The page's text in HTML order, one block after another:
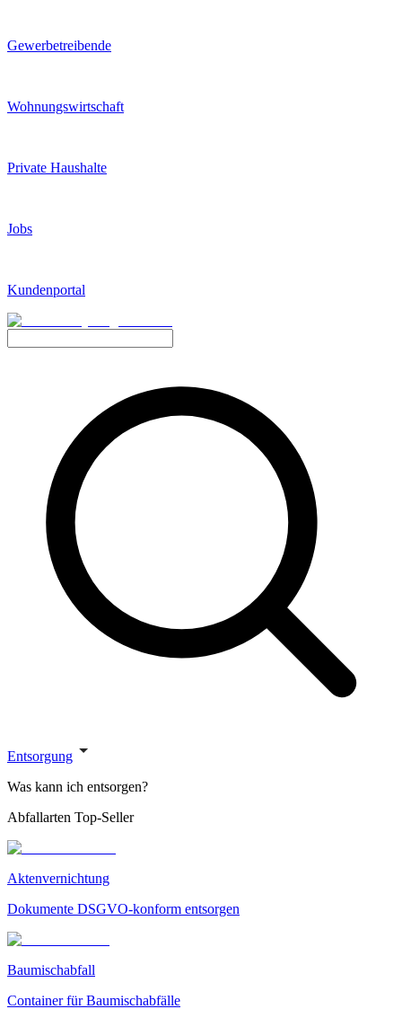
Gewerbetreibende
Wohnungswirtschaft
Private Haushalte
Jobs
Kundenportal
Entsorgung
Was kann ich entsorgen?
Abfallarten Top-Seller
Aktenvernichtung
Dokumente DSGVO-konform entsorgen
Baumischabfall
Container für Baumischabfälle